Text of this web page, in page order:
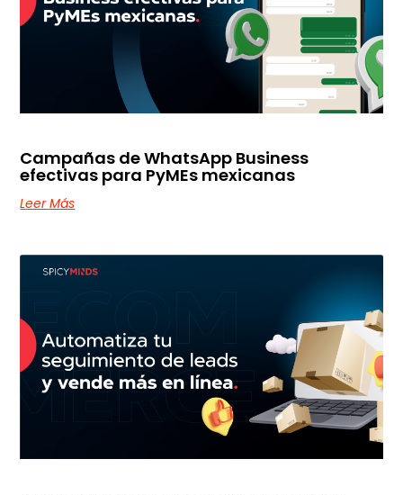
Campañas de WhatsApp Business
efectivas para PyMEs mexicanas
Leer Más